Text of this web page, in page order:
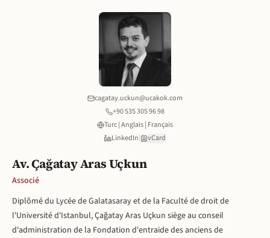
cagatay.uckun@ucakok.com
+90 535 305 96 98
Turc | Anglais | Français
LinkedIn| vCard
Av. Çağatay Aras Uçkun
Associé
Diplômé du Lycée de Galatasaray et de la Faculté de droit de
l'Université d'Istanbul, Çağatay Aras Uçkun siège au conseil
d'administration de la Fondation d'entraide des anciens de